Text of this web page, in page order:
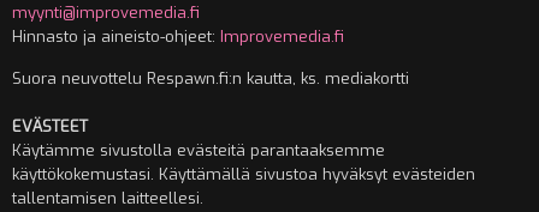
myynti@improvemedia.fi
Hinnasto ja aineisto-ohjeet: Improvemedia.fi
Suora neuvottelu Respawn.fi:n kautta, ks. mediakortti
EVÄSTEET
Käytämme sivustolla evästeitä parantaaksemme
käyttökokemustasi. Käyttämällä sivustoa hyväksyt evästeiden
tallentamisen laitteellesi.